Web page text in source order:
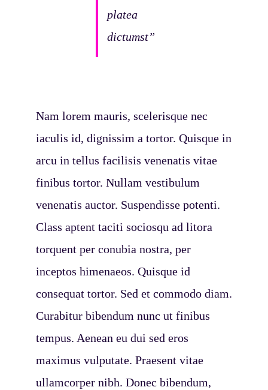
platea
dictumst”
Nam lorem mauris, scelerisque nec
iaculis id, dignissim a tortor. Quisque in
arcu in tellus facilisis venenatis vitae
finibus tortor. Nullam vestibulum
venenatis auctor. Suspendisse potenti.
Class aptent taciti sociosqu ad litora
torquent per conubia nostra, per
inceptos himenaeos. Quisque id
consequat tortor. Sed et commodo diam.
Curabitur bibendum nunc ut finibus
tempus. Aenean eu dui sed eros
maximus vulputate. Praesent vitae
ullamcorper nibh. Donec bibendum,